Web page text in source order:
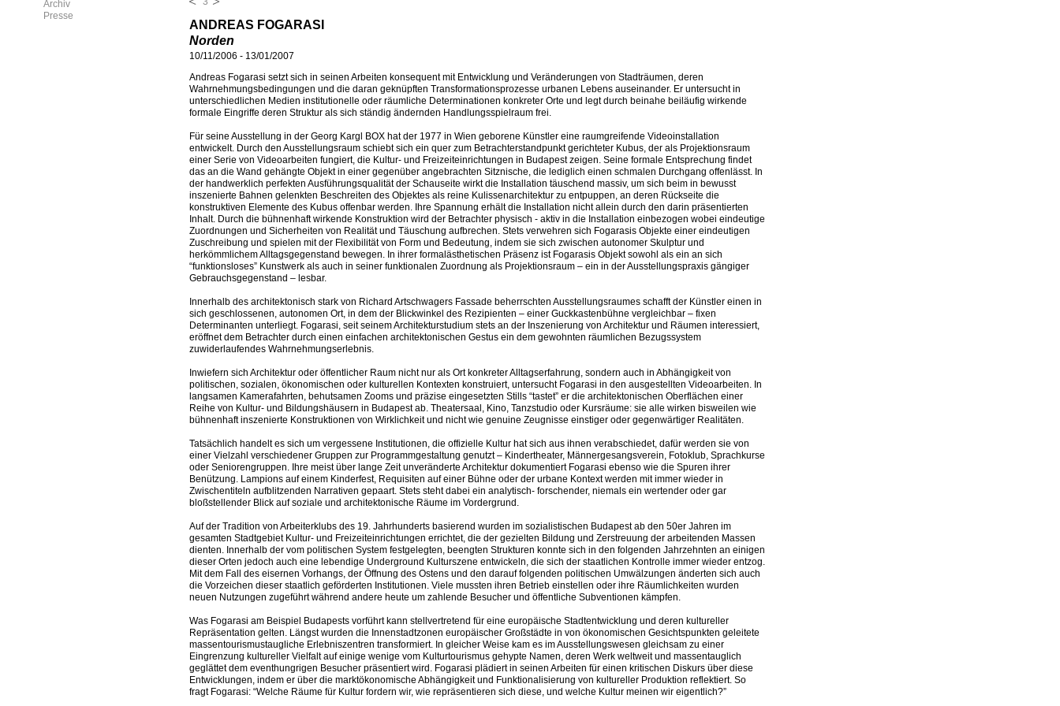
ANDREAS FOGARASI
Norden
10/11/2006 - 13/01/2007
Andreas Fogarasi setzt sich in seinen Arbeiten konsequent mit Entwicklung und Veränderungen von Stadträumen, deren
Wahrnehmungsbedingungen und die daran geknüpften Transformationsprozesse urbanen Lebens auseinander. Er untersucht in
unterschiedlichen Medien institutionelle oder räumliche Determinationen konkreter Orte und legt durch beinahe beiläufig wirkende
formale Eingriffe deren Struktur als sich ständig ändernden Handlungsspielraum frei.
Für seine Ausstellung in der Georg Kargl BOX hat der 1977 in Wien geborene Künstler eine raumgreifende Videoinstallation
entwickelt. Durch den Ausstellungsraum schiebt sich ein quer zum Betrachterstandpunkt gerichteter Kubus, der als Projektionsraum
einer Serie von Videoarbeiten fungiert, die Kultur- und Freizeiteinrichtungen in Budapest zeigen. Seine formale Entsprechung findet
das an die Wand gehängte Objekt in einer gegenüber angebrachten Sitznische, die lediglich einen schmalen Durchgang offenlässt. In
der handwerklich perfekten Ausführungsqualität der Schauseite wirkt die Installation täuschend massiv, um sich beim in bewusst
inszenierte Bahnen gelenkten Beschreiten des Objektes als reine Kulissenarchitektur zu entpuppen, an deren Rückseite die
konstruktiven Elemente des Kubus offenbar werden. Ihre Spannung erhält die Installation nicht allein durch den darin präsentierten
Inhalt. Durch die bühnenhaft wirkende Konstruktion wird der Betrachter physisch - aktiv in die Installation einbezogen wobei eindeutige
Zuordnungen und Sicherheiten von Realität und Täuschung aufbrechen. Stets verwehren sich Fogarasis Objekte einer eindeutigen
Zuschreibung und spielen mit der Flexibilität von Form und Bedeutung, indem sie sich zwischen autonomer Skulptur und
herkömmlichem Alltagsgegenstand bewegen. In ihrer formalästhetischen Präsenz ist Fogarasis Objekt sowohl als ein an sich
“funktionsloses” Kunstwerk als auch in seiner funktionalen Zuordnung als Projektionsraum – ein in der Ausstellungspraxis gängiger
Gebrauchsgegenstand – lesbar.
Innerhalb des architektonisch stark von Richard Artschwagers Fassade beherrschten Ausstellungsraumes schafft der Künstler einen in
sich geschlossenen, autonomen Ort, in dem der Blickwinkel des Rezipienten – einer Guckkastenbühne vergleichbar – fixen
Determinanten unterliegt. Fogarasi, seit seinem Architekturstudium stets an der Inszenierung von Architektur und Räumen interessiert,
eröffnet dem Betrachter durch einen einfachen architektonischen Gestus ein dem gewohnten räumlichen Bezugssystem
zuwiderlaufendes Wahrnehmungserlebnis.
Inwiefern sich Architektur oder öffentlicher Raum nicht nur als Ort konkreter Alltagserfahrung, sondern auch in Abhängigkeit von
politischen, sozialen, ökonomischen oder kulturellen Kontexten konstruiert, untersucht Fogarasi in den ausgestellten Videoarbeiten. In
langsamen Kamerafahrten, behutsamen Zooms und präzise eingesetzten Stills “tastet” er die architektonischen Oberflächen einer
Reihe von Kultur- und Bildungshäusern in Budapest ab. Theatersaal, Kino, Tanzstudio oder Kursräume: sie alle wirken bisweilen wie
bühnenhaft inszenierte Konstruktionen von Wirklichkeit und nicht wie genuine Zeugnisse einstiger oder gegenwärtiger Realitäten.
Tatsächlich handelt es sich um vergessene Institutionen, die offizielle Kultur hat sich aus ihnen verabschiedet, dafür werden sie von
einer Vielzahl verschiedener Gruppen zur Programmgestaltung genutzt – Kindertheater, Männergesangsverein, Fotoklub, Sprachkurse
oder Seniorengruppen. Ihre meist über lange Zeit unveränderte Architektur dokumentiert Fogarasi ebenso wie die Spuren ihrer
Benützung. Lampions auf einem Kinderfest, Requisiten auf einer Bühne oder der urbane Kontext werden mit immer wieder in
Zwischentiteln aufblitzenden Narrativen gepaart. Stets steht dabei ein analytisch- forschender, niemals ein wertender oder gar
bloßstellender Blick auf soziale und architektonische Räume im Vordergrund.
Auf der Tradition von Arbeiterklubs des 19. Jahrhunderts basierend wurden im sozialistischen Budapest ab den 50er Jahren im
gesamten Stadtgebiet Kultur- und Freizeiteinrichtungen errichtet, die der gezielten Bildung und Zerstreuung der arbeitenden Massen
dienten. Innerhalb der vom politischen System festgelegten, beengten Strukturen konnte sich in den folgenden Jahrzehnten an einigen
dieser Orten jedoch auch eine lebendige Underground Kulturszene entwickeln, die sich der staatlichen Kontrolle immer wieder entzog.
Mit dem Fall des eisernen Vorhangs, der Öffnung des Ostens und den darauf folgenden politischen Umwälzungen änderten sich auch
die Vorzeichen dieser staatlich geförderten Institutionen. Viele mussten ihren Betrieb einstellen oder ihre Räumlichkeiten wurden
neuen Nutzungen zugeführt während andere heute um zahlende Besucher und öffentliche Subventionen kämpfen.
Was Fogarasi am Beispiel Budapests vorführt kann stellvertretend für eine europäische Stadtentwicklung und deren kultureller
Repräsentation gelten. Längst wurden die Innenstadtzonen europäischer Großstädte in von ökonomischen Gesichtspunkten geleitete
massentourismustaugliche Erlebniszentren transformiert. In gleicher Weise kam es im Ausstellungswesen gleichsam zu einer
Eingrenzung kultureller Vielfalt auf einige wenige vom Kulturtourismus gehypte Namen, deren Werk weltweit und massentauglich
geglättet dem eventhungrigen Besucher präsentiert wird. Fogarasi plädiert in seinen Arbeiten für einen kritischen Diskurs über diese
Entwicklungen, indem er über die marktökonomische Abhängigkeit und Funktionalisierung von kultureller Produktion reflektiert. So
fragt Fogarasi: “Welche Räume für Kultur fordern wir, wie repräsentieren sich diese, und welche Kultur meinen wir eigentlich?”
Archiv
Presse